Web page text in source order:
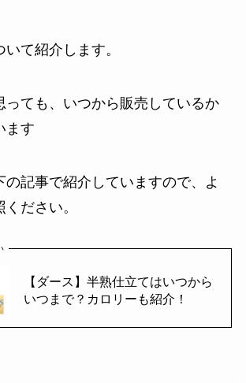
て紹介します。
っても、いつから販売しているか
ます
の記事で紹介していますので、よ
ださい。
【ダース】半熟仕立てはいつから
いつまで？カロリーも紹介！